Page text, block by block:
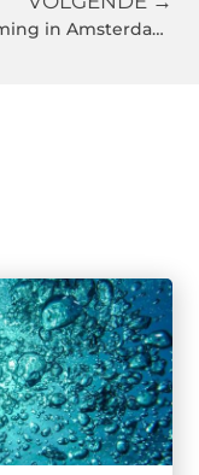
Het cruciale belang van deskundig belastingadvies voor uw onderneming in Amsterdam of Rotterdam